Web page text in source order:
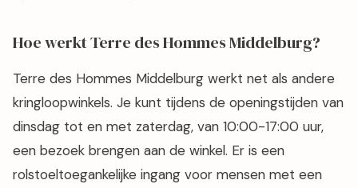
Hoe werkt Terre des Hommes Middelburg?
Terre des Hommes Middelburg werkt net als andere
kringloopwinkels. Je kunt tijdens de openingstijden van
dinsdag tot en met zaterdag, van 10:00-17:00 uur,
een bezoek brengen aan de winkel. Er is een
rolstoeltoegankelijke ingang voor mensen met een